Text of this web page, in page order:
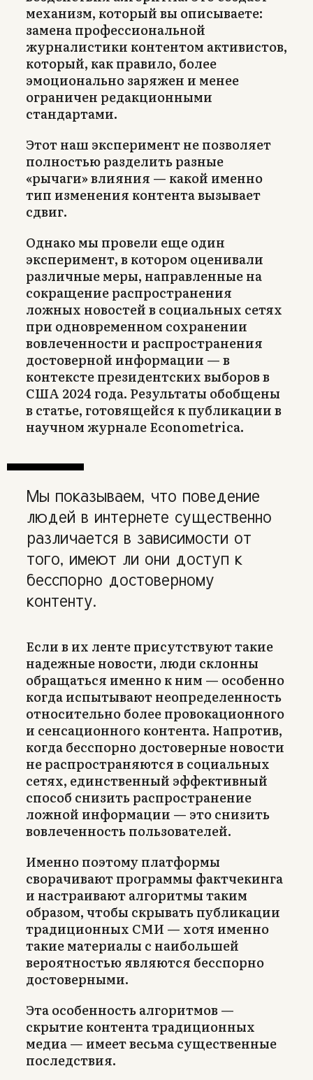
механизм, который вы описываете:
замена профессиональной
журналистики контентом активистов,
который, как правило, более
эмоционально заряжен и менее
ограничен редакционными
стандартами.
Этот наш эксперимент не позволяет
полностью разделить разные
«рычаги» влияния — какой именно
тип изменения контента вызывает
сдвиг.
Однако мы провели еще один
эксперимент, в котором оценивали
различные меры, направленные на
сокращение распространения
ложных новостей в социальных сетях
при одновременном сохранении
вовлеченности и распространения
достоверной информации — в
контексте президентских выборов в
США 2024 года. Результаты обобщены
в статье, готовящейся к публикации в
научном журнале Econometrica.
Мы показываем, что поведение
людей в интернете существенно
различается в зависимости от
того, имеют ли они доступ к
бесспорно достоверному
контенту.
Если в их ленте присутствуют такие
надежные новости, люди склонны
обращаться именно к ним — особенно
когда испытывают неопределенность
относительно более провокационного
и сенсационного контента. Напротив,
когда бесспорно достоверные новости
не распространяются в социальных
сетях, единственный эффективный
способ снизить распространение
ложной информации — это снизить
вовлеченность пользователей.
Именно поэтому платформы
сворачивают программы фактчекинга
и настраивают алгоритмы таким
образом, чтобы скрывать публикации
традиционных СМИ — хотя именно
такие материалы с наибольшей
вероятностью являются бесспорно
достоверными.
Эта особенность алгоритмов —
скрытие контента традиционных
медиа — имеет весьма существенные
последствия.